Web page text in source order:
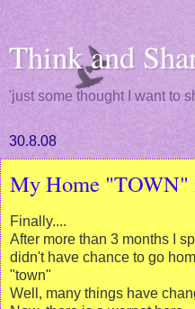
Think and
'just some thought I want to
30.8.08
My Home "TOWN"
Finally....
After more than 3 months I
didn't have chance to go
"town"
Well, many things have